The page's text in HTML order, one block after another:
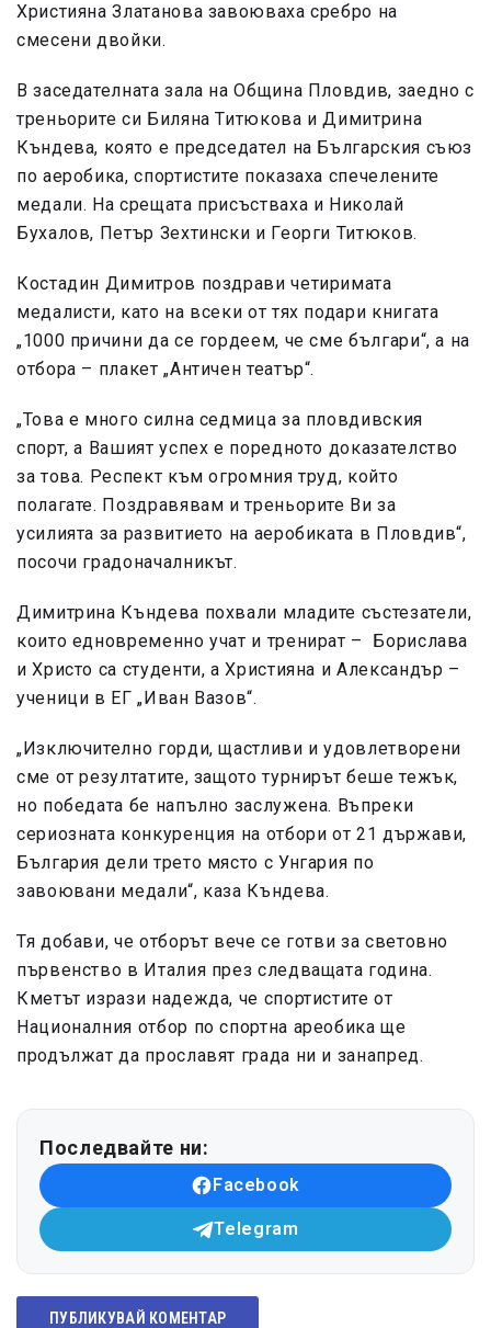
Християна Златанова завоюваха сребро на
смесени двойки.
В заседателната зала на Община Пловдив, заедно с
треньорите си Биляна Титюкова и Димитрина
Къндева, която е председател на Българския съюз
по аеробика, спортистите показаха спечелените
медали. На срещата присъстваха и Николай
Бухалов, Петър Зехтински и Георги Титюков.
Костадин Димитров поздрави четиримата
медалисти, като на всеки от тях подари книгата
„1000 причини да се гордеем, че сме българи“, а на
отбора – плакет „Античен театър“.
„Това е много силна седмица за пловдивския
спорт, а Вашият успех е поредното доказателство
за това. Респект към огромния труд, който
полагате. Поздравявам и треньорите Ви за
усилията за развитието на аеробиката в Пловдив“,
посочи градоначалникът.
Димитрина Къндева похвали младите състезатели,
които едновременно учат и тренират – Борислава
и Христо са студенти, а Християна и Александър –
ученици в ЕГ „Иван Вазов“.
„Изключително горди, щастливи и удовлетворени
сме от резултатите, защото турнирът беше тежък,
но победата бе напълно заслужена. Въпреки
сериозната конкуренция на отбори от 21 държави,
България дели трето място с Унгария по
завоювани медали“, каза Къндева.
Тя добави, че отборът вече се готви за световно
първенство в Италия през следващата година.
Кметът изрази надежда, че спортистите от
Националния отбор по спортна ареобика ще
продължат да прославят града ни и занапред.
Последвайте ни:
Facebook
Telegram
ПУБЛИКУВАЙ КОМЕНТАР